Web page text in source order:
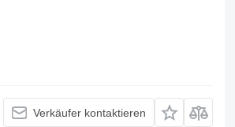
Verkäufer kontaktieren